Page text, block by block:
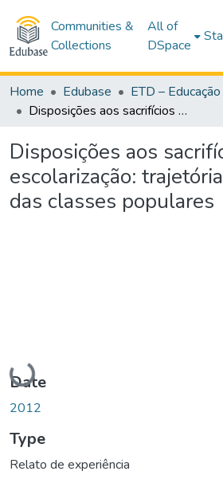
Communities &
Collections
All of
DSpace
Home Edubase
Disposições aos sacrifícios da escolarização: trajetórias de jovens das classes populares
Disposições aos
escolarização:
das classes populares
Loading...
Date
2012
Type
Relato de experiência